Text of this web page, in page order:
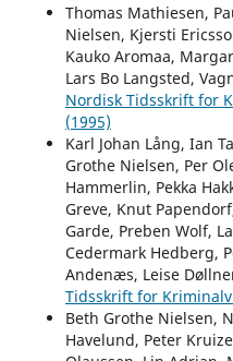
Thomas Mathiesen,
Nielsen, Kjersti
Kauko Aromaa,
Lars Bo Langsted,
Nordisk Tidsskrift for
(1995)
Karl Johan Lång, Ian
Grothe Nielsen, Per
Hammerlin, Pekka
Greve, Knut
Garde, Preben Wolf,
Cedermark Hedberg,
Andenæs, Leise
Tidsskrift for
Beth Grothe Nielsen,
Havelund, Peter